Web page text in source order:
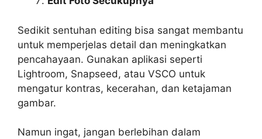
Sedikit sentuhan editing bisa sangat membantu
untuk memperjelas detail dan meningkatkan
pencahayaan. Gunakan aplikasi seperti
Lightroom, Snapseed, atau VSCO untuk
mengatur kontras, kecerahan, dan ketajaman
gambar.
Namun ingat, jangan berlebihan dalam